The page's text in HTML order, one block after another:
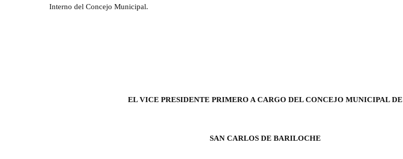
Interno del Concejo Municipal.
EL VICE PRESIDENTE PRIMERO A CARGO DEL CONCEJO MUNICIPAL DE
SAN CARLOS DE BARILOCHE